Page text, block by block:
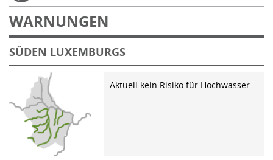
WARNUNGEN
SÜDEN LUXEMBURGS
Aktuell kein Risiko für Hochwasser.